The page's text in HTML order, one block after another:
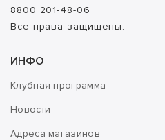
8800 201-48-06
Все права защищены.
ИНФО
Клубная программа
Новости
Адреса магазинов